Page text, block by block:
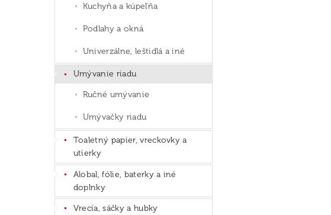
Kuchyňa a kúpeľňa
Podlahy a okná
Univerzálne, leštidlá a iné
Umývanie riadu
Ručné umývanie
Umývačky riadu
Toaletný papier, vreckovky a
utierky
Alobal, fólie, baterky a iné
doplnky
Vrecia, sáčky a hubky